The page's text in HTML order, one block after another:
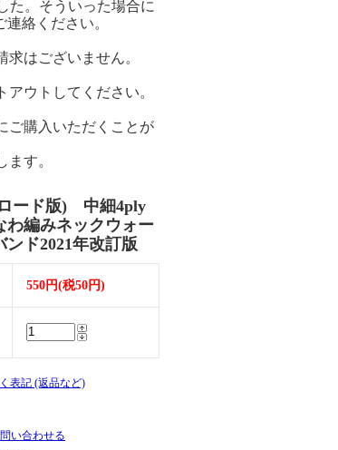
た。そういった場合に
絡ください。
はございません。
ウトしてください。
ご購入いただくことが
す。
ード版) 中細4ply
わ編みネックウォー
ンド2021年改訂版
550円(税50円)
表記 (返品など)
い合わせる